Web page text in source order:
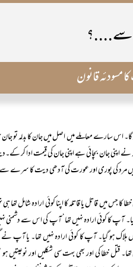
سے....؟
قانون
سارے معاملے میں اصل میں جان کا بدلہ تو جان
نے اپنی جان بچائی ہے اپنی جان کی قیمت ادا
میں مرد کی پوری اور عورت کی آدھی دیت کا سرے سے
کا جس میں قاتل یا قاتلہ کا اپنا کوئی ارادہ شامل
آپ کا کوئی ارادہ نہیں تھا‘ آپ کی اس سے دشمنی
ہو گیا۔ آپ کا کوئی ارادہ نہیں تھا۔ یا آپ نے
قتل خطا کی اور بھی بہت سی شکلیں اور